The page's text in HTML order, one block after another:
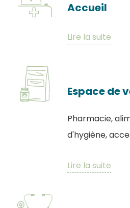
Accueil
Lire la suite
Espace de
Pharmacie,
d'hygiène,
Lire la suite